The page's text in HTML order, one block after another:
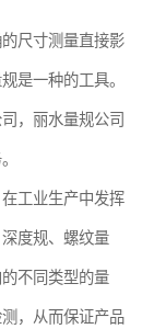
尺寸测量直接影
是一种的工具。
，丽水量规公司
工业生产中发挥
度规、螺纹量
不同类型的量
，从而保证产品